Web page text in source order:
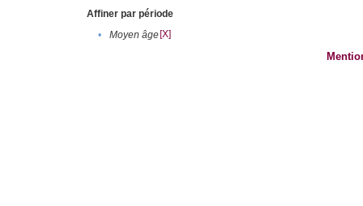
Affiner par période
•
Moyen âge[X]